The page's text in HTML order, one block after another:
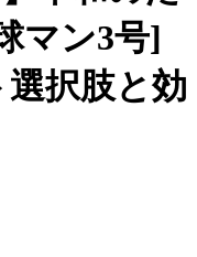
マン3号]
択肢と効